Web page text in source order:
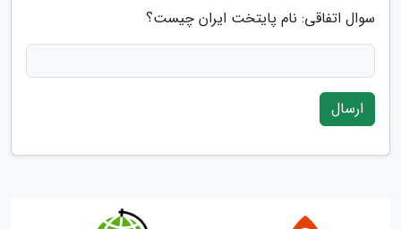
سوال اتفاقی: نام پایتخت ایران چیست؟
ارسال